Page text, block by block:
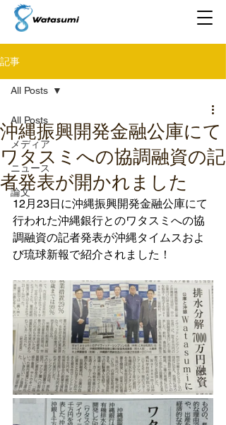
記事
All Posts
メディア
ニュース
論文
All Posts
沖縄振興開発金融公庫にて
ワタスミへの協調融資の記
者発表が開かれました
12月23日に沖縄振興開発金融公庫にて
行われた沖縄銀行とのワタスミへの協
調融資の記者発表が沖縄タイムスおよ
び琉球新報で紹介されました！